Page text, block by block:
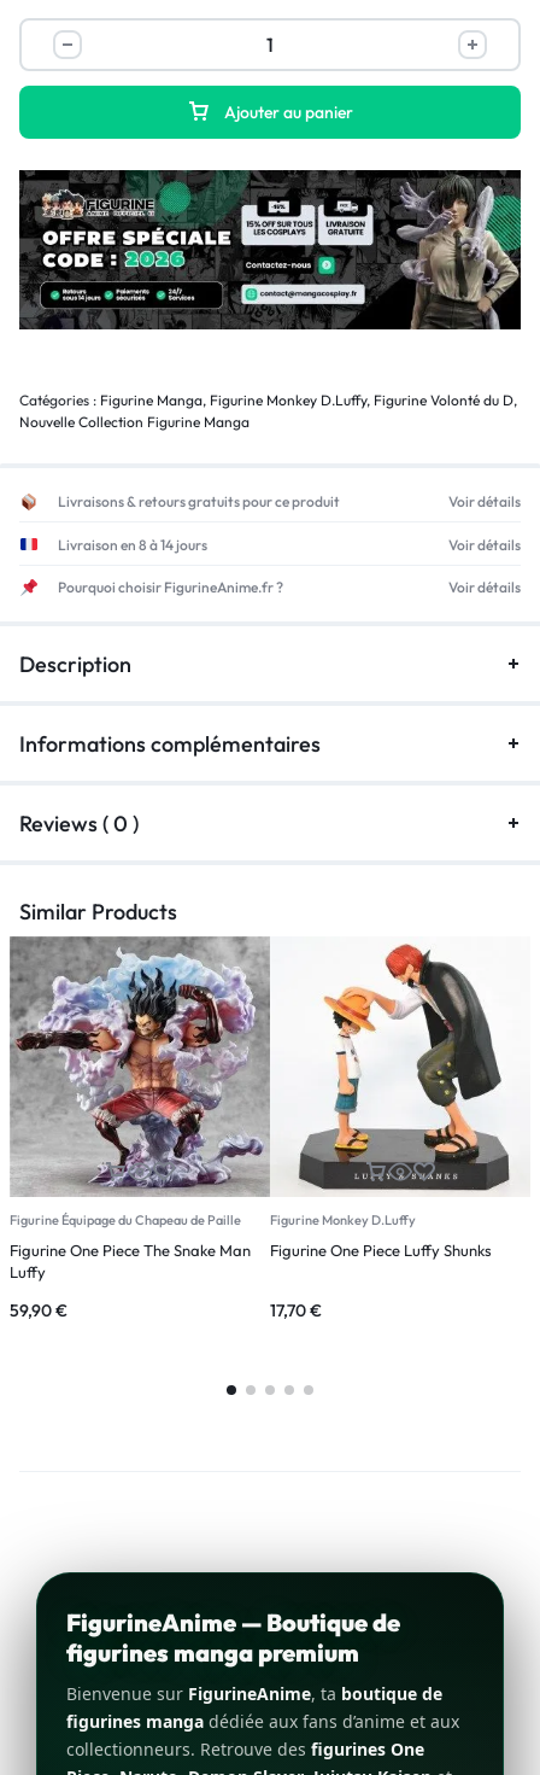
Ajouter au panier
Catégories : Figurine Manga, Figurine Monkey D.Luffy, Figurine Volonté du D,
Nouvelle Collection Figurine Manga
Livraisons & retours gratuits pour ce produit Voir détails
Livraison en 8 à 14 jours Voir détails
Pourquoi choisir FigurineAnime.fr ? Voir détails
Description
Informations complémentaires
Reviews ( 0 )
Similar Products
Figurine Équipage du Chapeau de Paille
Figurine One Piece The Snake Man
Luffy
59,90€
Figurine Monkey D.Luffy
Figurine One Piece Luffy Shunks
17,70€
FigurineAnime — Boutique de
figurines manga premium
Bienvenue sur FigurineAnime, ta boutique de
figurines manga dédiée aux fans d’anime et aux
collectionneurs. Retrouve des figurines One